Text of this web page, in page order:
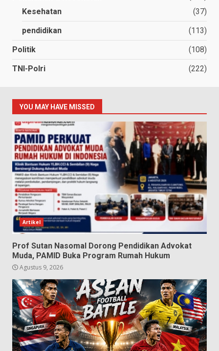
Kesehatan
(37)
pendidikan (113)
Politik (108)
TNI-Polri (222)
YOU MAY HAVE MISSED
Artikel
Prof Sutan Nasomal Dorong Pendidikan Advokat
Muda, PAMID Buka Program Rumah Hukum
Agustus 9, 2026